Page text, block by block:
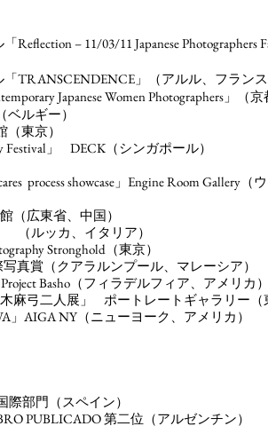
– 11/03/11 Japanese Photographers
「TRANSCENDENCE」 （アルル、フランス
Japanese Women Photographers」
（京
ベルギー）
（東京）
Festival」 DECK（シンガポール）
process showcase」Engine Room Gallery（
（広東省、中国）
（ルッカ、イタリア）
Stronghold（東京）
真賞（クアラルンプール、マレーシア）
Basho（フィラデルフィア、アメリカ）
麻弓二人展」 ポートレートギャラリー（
」 AIGA NY（ニューヨーク、アメリカ）
際部門 （スペイン）
O PUBLICADO 第二位（アルゼンチン）